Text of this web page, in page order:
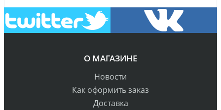
О МАГАЗИНЕ
Новости
Как оформить заказ
Доставка